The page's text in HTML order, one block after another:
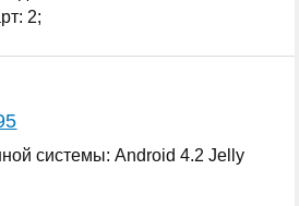
2;
системы: Android 4.2 Jelly